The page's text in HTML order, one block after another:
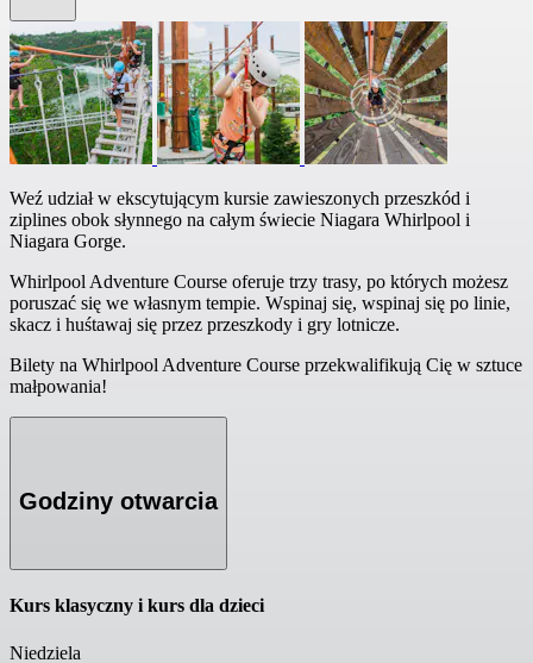
Weź udział w ekscytującym kursie zawieszonych przeszkód i
ziplines obok słynnego na całym świecie Niagara Whirlpool i
Niagara Gorge.
Whirlpool Adventure Course oferuje trzy trasy, po których możesz
poruszać się we własnym tempie. Wspinaj się, wspinaj się po linie,
skacz i huśtawaj się przez przeszkody i gry lotnicze.
Bilety na Whirlpool Adventure Course przekwalifikują Cię w sztuce
małpowania!
Godziny otwarcia
Kurs klasyczny i kurs dla dzieci
Niedziela